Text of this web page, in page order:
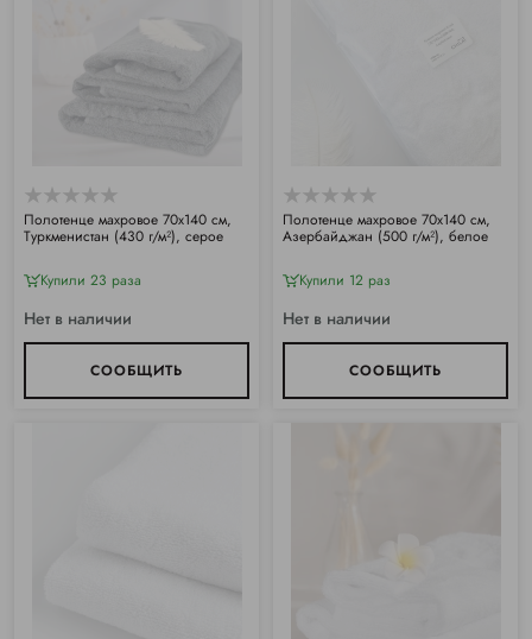
Полотенце махровое 70х140 см,
Туркменистан (430 г/м²), серое
Купили 23 раза
Нет в наличии
СООБЩИТЬ
Полотенце махровое 70х140 см,
Азербайджан (500 г/м²), белое
Купили 12 раз
Нет в наличии
СООБЩИТЬ